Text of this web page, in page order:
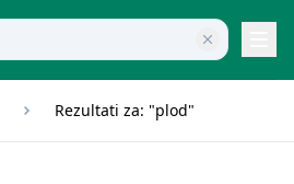
Rezultati za: "plod"